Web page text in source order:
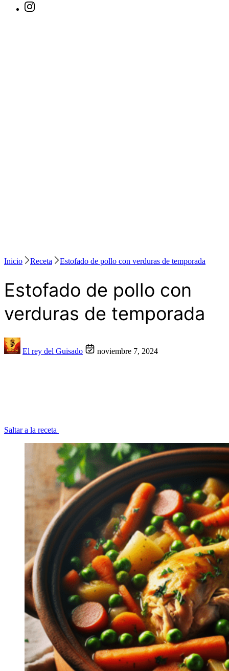
Inicio Receta Estofado de pollo con verduras de temporada
Estofado de pollo con
verduras de temporada
El rey del Guisado noviembre 7, 2024
Saltar a la receta